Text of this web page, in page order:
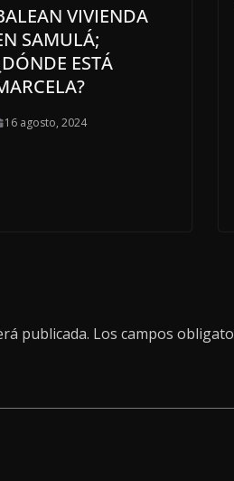
VIVIENDA
SAMULÁ;
ESTÁ
16 agosto, 2024
publicada. Los campos